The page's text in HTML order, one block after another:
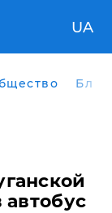
UA
автобус